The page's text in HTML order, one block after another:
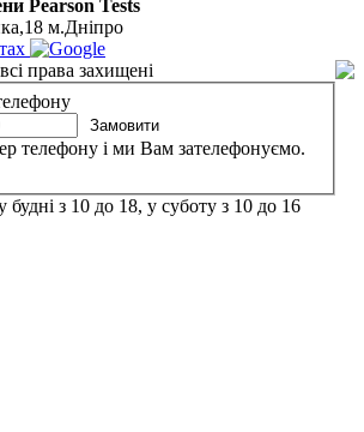
Pearson Tests
м.Дніпро
права захищені
Замовити
телефону і ми Вам зателефонуємо.
будні з 10 до 18, у суботу з 10 до 16